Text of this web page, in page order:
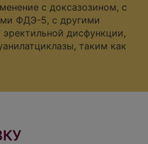
с доксазозином, с
ФДЭ-5, с другими
дисфункции,
таким как